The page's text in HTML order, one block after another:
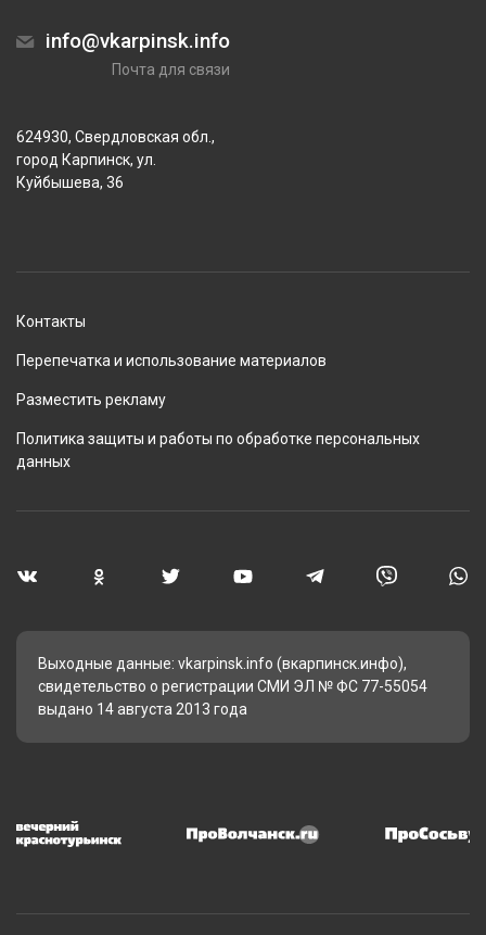
info@vkarpinsk.info
Почта для связи
624930, Свердловская обл.,
город Карпинск, ул.
Куйбышева, 36
Контакты
Перепечатка и использование материалов
Разместить рекламу
Политика защиты и работы по обработке персональных
данных
Выходные данные: vkarpinsk.info (вкарпинск.инфо),
свидетельство о регистрации СМИ ЭЛ № ФС 77-55054
выдано 14 августа 2013 года